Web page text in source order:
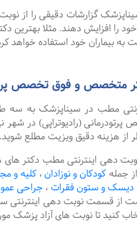
گزارشات دقیقی را از نوبت
خود را افزایش دهند. مثلا
به بیماران خود استفاده خواهد
متخصص و فوق تخصص
مطب در سیناپزشک به
(رادیوتراپی) در شهر
هزینه دقیق ویزیت مطلع شوید.
دهی اینترنتی مطب دکتر های
جمله کودکان و نوزادان، کلیه و
دیسک و ستون فقرات ، جراحی
از قسمت نوبت دهی
کنید تا نوبت های آزاد پزشک